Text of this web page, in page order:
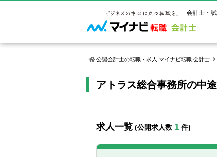
会計士・
サービス紹介
マイナ
転職お役立ち情報
ご状況
はじめて
2回目以
業界情報
会計士
試験科目
試験合
求人情報
保有資
公認会計
USCPA
公認会計士の転職・求人 マイナビ転職 会計士
アトラス総合事務所の中
求人一覧 (公開求人数 1 件)